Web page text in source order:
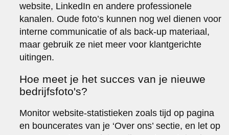
website, LinkedIn en andere professionele
kanalen. Oude foto’s kunnen nog wel dienen voor
interne communicatie of als back-up materiaal,
maar gebruik ze niet meer voor klantgerichte
uitingen.
Hoe meet je het succes van je nieuwe
bedrijfsfoto's?
Monitor website-statistieken zoals tijd op pagina
en bouncerates van je ‘Over ons’ sectie, en let op